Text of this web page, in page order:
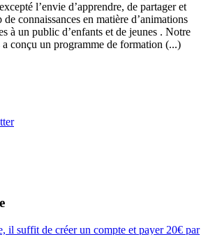
l’envie d’apprendre, de partager et
connaissances en matière d’animations
à un public d’enfants et de jeunes . Notre
conçu un programme de formation (...)
il suffit de créer un compte et payer 20€ par